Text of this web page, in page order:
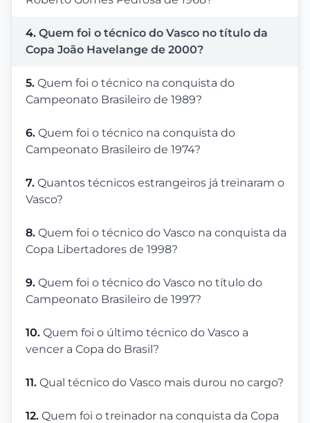
4. Quem foi o técnico do Vasco no título da
Copa João Havelange de 2000?
5. Quem foi o técnico na conquista do
Campeonato Brasileiro de 1989?
6. Quem foi o técnico na conquista do
Campeonato Brasileiro de 1974?
7. Quantos técnicos estrangeiros já treinaram o
Vasco?
8. Quem foi o técnico do Vasco na conquista da
Copa Libertadores de 1998?
9. Quem foi o técnico do Vasco no título do
Campeonato Brasileiro de 1997?
10. Quem foi o último técnico do Vasco a
vencer a Copa do Brasil?
11. Qual técnico do Vasco mais durou no cargo?
12. Quem foi o treinador na conquista da Copa